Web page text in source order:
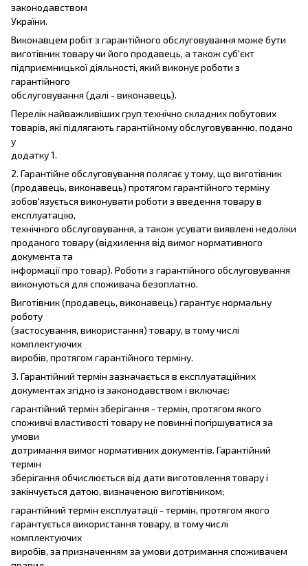
законодавством
України.
Виконавцем робіт з гарантійного обслуговування може бути
виготівник товару чи його продавець, а також суб'єкт
підприємницької діяльності, який виконує роботи з
гарантійного
обслуговування (далі - виконавець).
Перелік найважливіших груп технічно складних побутових
товарів, які підлягають гарантійному обслуговуванню, подано
у
додатку 1.
2. Гарантійне обслуговування полягає у тому, що виготівник
(продавець, виконавець) протягом гарантійного терміну
зобов'язується виконувати роботи з введення товару в
експлуатацію,
технічного обслуговування, а також усувати виявлені недоліки
проданого товару (відхилення від вимог нормативного
документа та
інформації про товар). Роботи з гарантійного обслуговування
виконуються для споживача безоплатно.
Виготівник (продавець, виконавець) гарантує нормальну
роботу
(застосування, використання) товару, в тому числі
комплектуючих
виробів, протягом гарантійного терміну.
3. Гарантійний термін зазначається в експлуатаційних
документах згідно із законодавством і включає:
гарантійний термін зберігання - термін, протягом якого
споживчі властивості товару не повинні погіршуватися за
умови
дотримання вимог нормативних документів. Гарантійний
термін
зберігання обчислюється від дати виготовлення товару і
закінчується датою, визначеною виготівником;
гарантійний термін експлуатації - термін, протягом якого
гарантується використання товару, в тому числі
комплектуючих
виробів, за призначенням за умови дотримання споживачем